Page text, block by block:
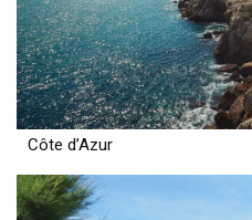
Côte d’Azur